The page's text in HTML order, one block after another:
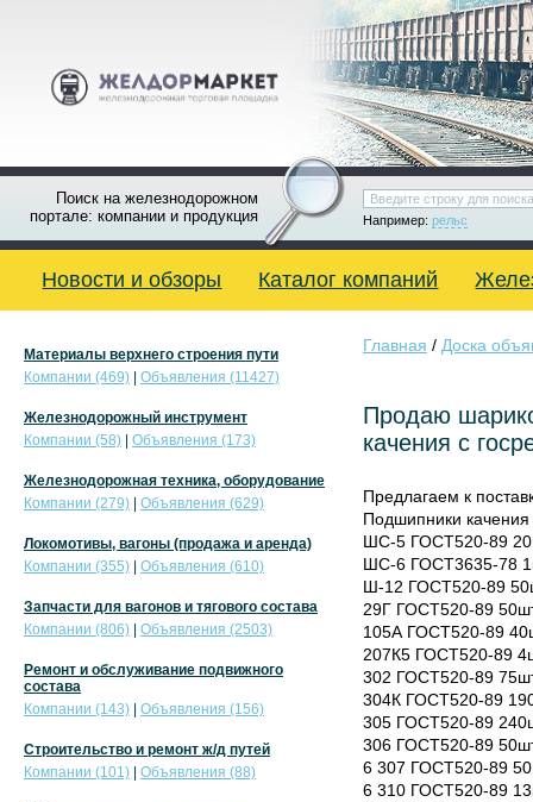
Поиск на железнодорожном
портале: компании и продукция
Например: рельс
Новости и обзоры Каталог компаний
Главная / Доска
Продаю
качения с
Предлагаем к
Подшипники
ШС-5 ГОСТ520-89
ШС-6 ГОСТ3635-78
Ш-12 ГОСТ520-89
29Г ГОСТ520-89
105А ГОСТ520-89
207К5 ГОСТ520-89
302 ГОСТ520-89
304К ГОСТ520-89
305 ГОСТ520-89
306 ГОСТ520-89
6 307 ГОСТ520-89
6 310 ГОСТ520-89
Материалы верхнего строения пути
Компании (469)
Объявления (11427)
Железнодорожный инструмент
Компании (58)
Объявления (173)
Железнодорожная техника, оборудование
Компании (279)
Объявления (629)
Локомотивы, вагоны (продажа и аренда)
Компании (355)
Объявления (610)
Запчасти для вагонов и тягового состава
Компании (806)
Объявления (2503)
Ремонт и обслуживание подвижного
состава
Компании (143)
Объявления (156)
Строительство и ремонт ж/д путей
Компании (101)
Объявления (88)